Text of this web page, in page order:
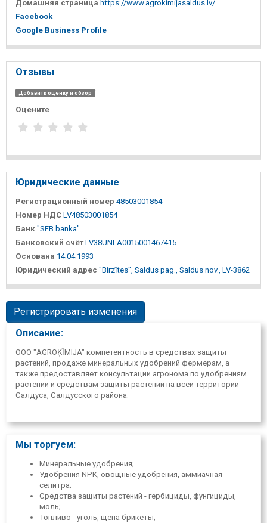
Домашняя страница https://www.agrokimijasaldus.lv/
Facebook
Google Business Profile
Отзывы
Добавить оценку и обзор
Оцените
Юридические данные
Регистрационный номер 48503001854
Номер НДС LV48503001854
Банк "SEB banka"
Банковский счёт LV38UNLA0015001467415
Основана 14.04.1993
Юридический адрес "Birzītes", Saldus pag., Saldus nov., LV-3862
Регистрировать изменения
Описание:
ООО "AGROĶĪMIJA" компетентность в средствах защиты
растений, продаже минеральных удобрений фермерам, а
также предоставляет консультации агронома по удобрениям
растений и средствам защиты растений на всей территории
Салдуса, Салдусского района.
Мы торгуем:
Минеральные удобрения;
Удобрения NPK, овощные удобрения, аммиачная
селитра;
Средства защиты растений - гербициды, фунгициды,
моль;
Топливо - уголь, щепа брикеты;